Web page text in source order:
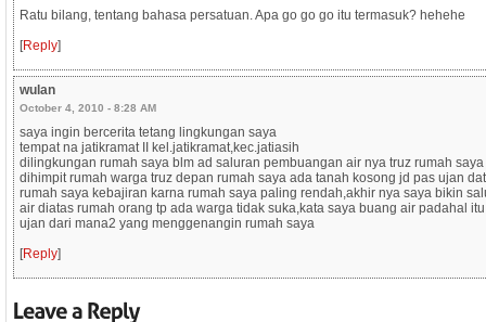
Ratu bilang, tentang bahasa persatuan. Apa go go go itu termasuk? hehehe
[Reply]
wulan
October 4, 2010 - 8:28 AM
saya ingin bercerita tetang lingkungan saya
tempat na jatikramat II kel.jatikramat,kec.jatiasih
dilingkungan rumah saya blm ad saluran pembuangan air nya truz rumah saya
dihimpit rumah warga truz depan rumah saya ada tanah kosong jd pas ujan
rumah saya kebajiran karna rumah saya paling rendah,akhir nya saya bikin
air diatas rumah orang tp ada warga tidak suka,kata saya buang air padahal
ujan dari mana2 yang menggenangin rumah saya
[Reply]